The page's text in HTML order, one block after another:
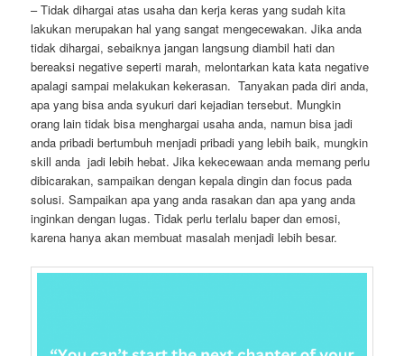
– Tidak dihargai atas usaha dan kerja keras yang sudah kita
lakukan merupakan hal yang sangat mengecewakan. Jika anda
tidak dihargai, sebaiknya jangan langsung diambil hati dan
bereaksi negative seperti marah, melontarkan kata kata negative
apalagi sampai melakukan kekerasan. Tanyakan pada diri anda,
apa yang bisa anda syukuri dari kejadian tersebut. Mungkin
orang lain tidak bisa menghargai usaha anda, namun bisa jadi
anda pribadi bertumbuh menjadi pribadi yang lebih baik, mungkin
skill anda jadi lebih hebat. Jika kekecewaan anda memang perlu
dibicarakan, sampaikan dengan kepala dingin dan focus pada
solusi. Sampaikan apa yang anda rasakan dan apa yang anda
inginkan dengan lugas. Tidak perlu terlalu baper dan emosi,
karena hanya akan membuat masalah menjadi lebih besar.